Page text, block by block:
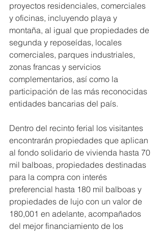
proyectos residenciales, comerciales
y oficinas, incluyendo playa y
montaña, al igual que propiedades de
segunda y reposeídas, locales
comerciales, parques industriales,
zonas francas y servicios
complementarios, así como la
participación de las más reconocidas
entidades bancarias del país.
Dentro del recinto ferial los visitantes
encontrarán propiedades que aplican
al fondo solidario de vivienda hasta 70
mil balboas, propiedades destinadas
para la compra con interés
preferencial hasta 180 mil balboas y
propiedades de lujo con un valor de
180,001 en adelante, acompañados
del mejor financiamiento de los